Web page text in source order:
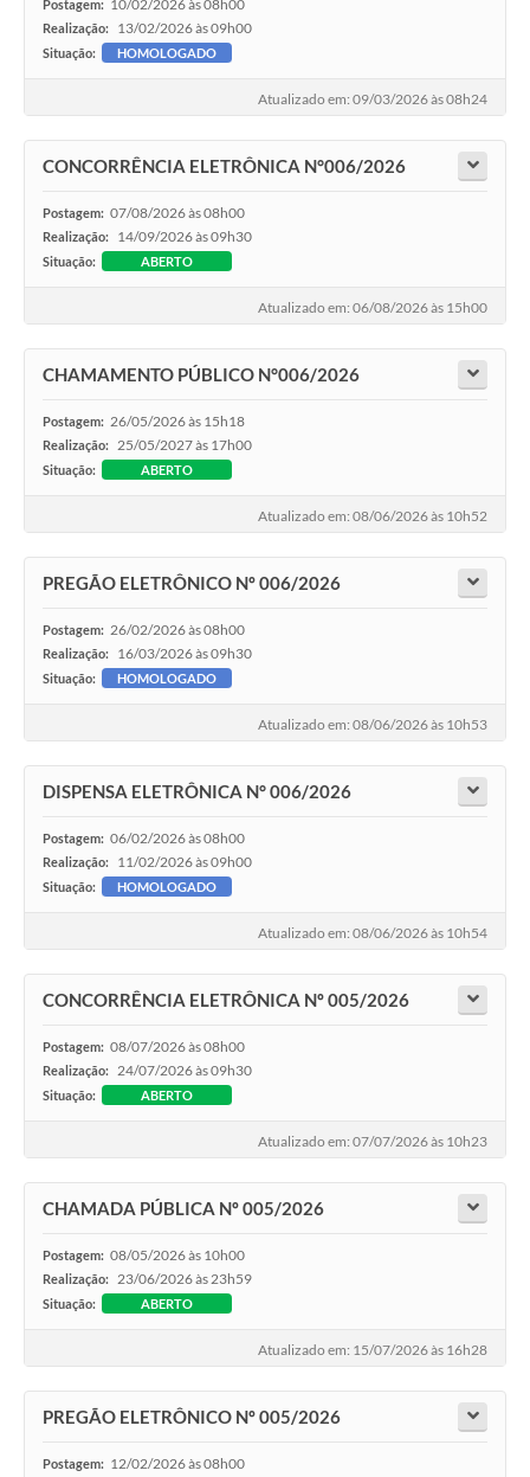
Postagem: 10/02/2026 às 08h00
Realização: 13/02/2026 às 09h00
Situação: HOMOLOGADO
Atualizado em: 09/03/2026 às 08h24
CONCORRÊNCIA ELETRÔNICA N°006/2026
Postagem: 07/08/2026 às 08h00
Realização: 14/09/2026 às 09h30
Situação: ABERTO
Atualizado em: 06/08/2026 às 15h00
CHAMAMENTO PÚBLICO N°006/2026
Postagem: 26/05/2026 às 15h18
Realização: 25/05/2027 às 17h00
Situação: ABERTO
Atualizado em: 08/06/2026 às 10h52
PREGÃO ELETRÔNICO Nº 006/2026
Postagem: 26/02/2026 às 08h00
Realização: 16/03/2026 às 09h30
Situação: HOMOLOGADO
Atualizado em: 08/06/2026 às 10h53
DISPENSA ELETRÔNICA N° 006/2026
Postagem: 06/02/2026 às 08h00
Realização: 11/02/2026 às 09h00
Situação: HOMOLOGADO
Atualizado em: 08/06/2026 às 10h54
CONCORRÊNCIA ELETRÔNICA Nº 005/2026
Postagem: 08/07/2026 às 08h00
Realização: 24/07/2026 às 09h30
Situação: ABERTO
Atualizado em: 07/07/2026 às 10h23
CHAMADA PÚBLICA Nº 005/2026
Postagem: 08/05/2026 às 10h00
Realização: 23/06/2026 às 23h59
Situação: ABERTO
Atualizado em: 15/07/2026 às 16h28
PREGÃO ELETRÔNICO Nº 005/2026
Postagem: 12/02/2026 às 08h00